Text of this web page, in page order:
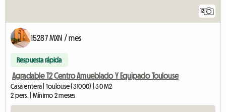
12
15287 MXN / mes
Respuesta rápida
Agradable T2 Centro Amueblado Y Equipado Toulouse
Casa entera | Toulouse (31000) | 30 M2
2 pers. | Mínimo 2 meses